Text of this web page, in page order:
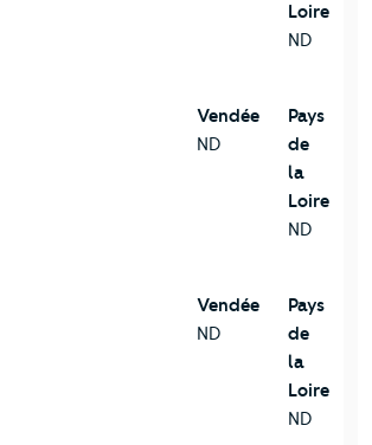
Loire
ND
Vendée
ND
Pays
de
la
Loire
ND
Vendée
ND
Pays
de
la
Loire
ND